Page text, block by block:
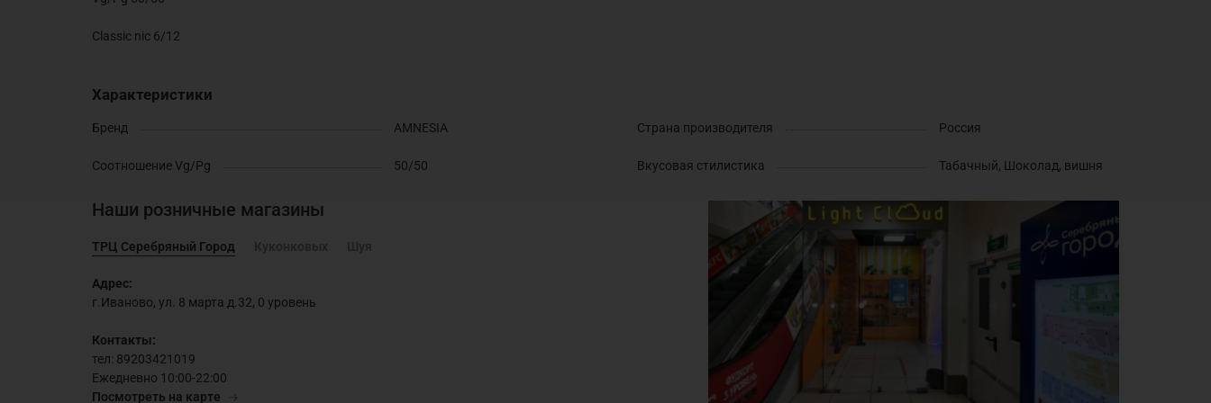
Classic nic 6/12
Характеристики
Бренд AMNESIA Страна производителя Россия
Соотношение Vg/Pg 50/50 Вкусовая стилистика Табачный, Шоколад, вишня
Наши розничные магазины
ТРЦ Серебряный Город
Адрес:
г.Иваново, ул. 8 марта д.32, 0 уровень
Контакты:
тел: 89203421019
Ежедневно 10:00-22:00
Посмотреть на карте